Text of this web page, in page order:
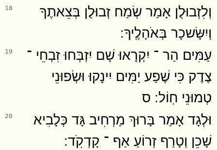
18
וְלִזְבוּלֻן אָמַר שְׂמַח זְבוּלֻן בְּצֵאתֶךָ
וְיִשָּׂשכָר בְּאֹהָלֶֽיךָ ׃
19
עַמִּים הַר ־ יִקְרָאוּ שָׁם יִזְבְּחוּ זִבְחֵי ־
צֶדֶק כִּי שֶׁפַע יַמִּים יִינָקוּ וּשְׂפוּנֵי
טְמוּנֵי חֽוֹל ׃ ס
20
וּלְגָד אָמַר בָּרוּךְ מַרְחִיב גָּד כְּלָבִיא
שָׁכֵן וְטָרַף זְרוֹעַ אַף ־ קָדְקֹֽד ׃